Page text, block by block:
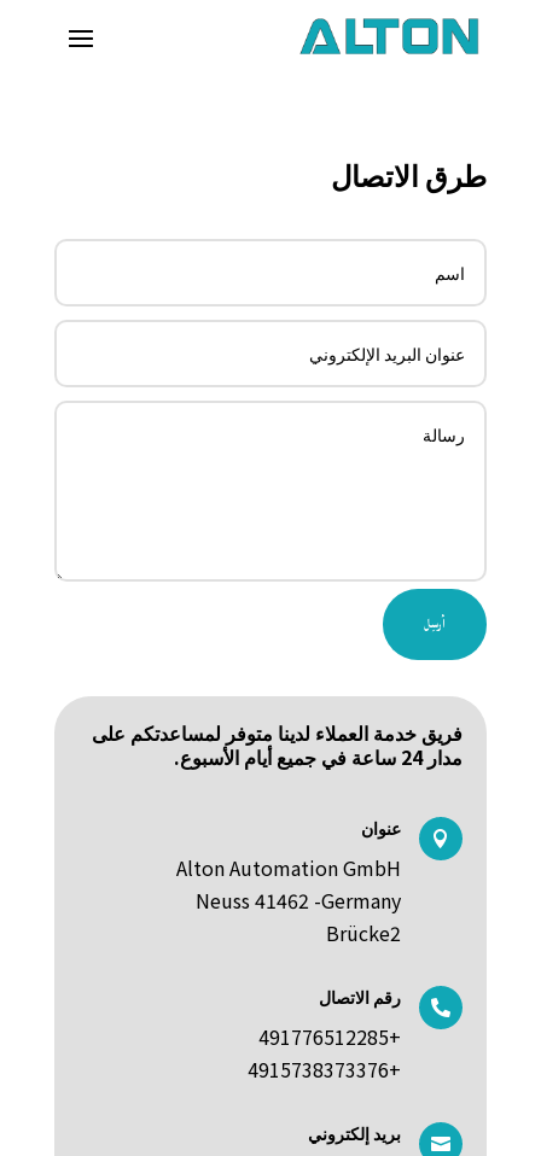
طرق الاتصال
أرسِل
فريق خدمة العملاء لدينا متوفر لمساعدتكم على
مدار 24 ساعة في جميع أيام الأسبوع.
 عنوان
Alton Automation GmbH
Neuss 41462 -Germany
Brücke2
 رقم الاتصال
+491776512285
+4915738373376
 بريد إلكتروني